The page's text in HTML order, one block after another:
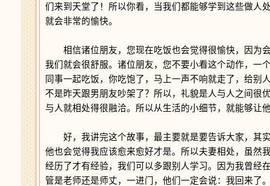
们来到天堂了！所以你看，当我们都能够学到这些做人
就会非常的愉快。
相信诸位朋友，您现在吃饭也会觉得很愉快，因为
我们就会很舒服。诸位朋友，您不要小看这个动作，一
同事一起吃饭，你吃饱了，马上一声不响就走了，给别
不是昨天跟男朋友吵架了？所以，礼貌是人与人之间很
与人就相处得很融洽。所以从生活的小细节，就能够让
好，我讲完这个故事，最主要就是要告诉大家，其
他也会觉得我应该愈来愈好才是。所以夫妻相处，虽然
经历了才有经验，我们可以多跟别人学习。因为我曾经
管是老师还是师丈，一进门，他们一定会说：我回来了